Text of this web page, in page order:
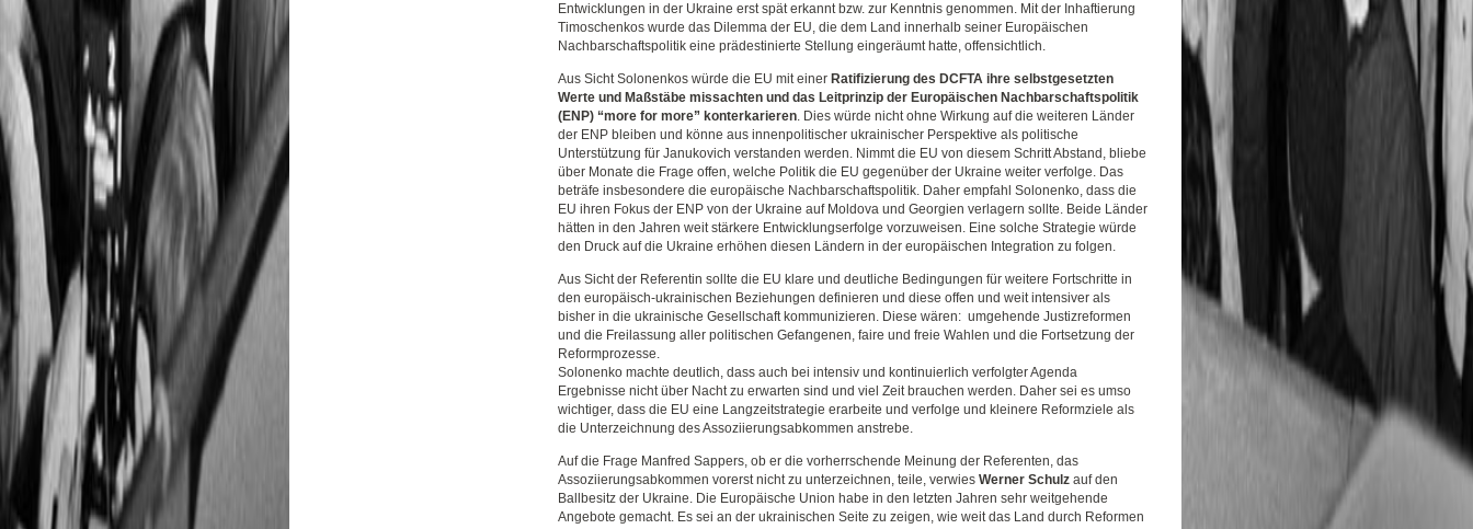
Entwicklungen in der Ukraine erst spät erkannt bzw. zur Kenntnis genommen. Mit der Inhaftierung
Timoschenkos wurde das Dilemma der EU, die dem Land innerhalb seiner Europäischen
Nachbarschaftspolitik eine prädestinierte Stellung eingeräumt hatte, offensichtlich.
Aus Sicht Solonenkos würde die EU mit einer Ratifizierung des DCFTA ihre selbstgesetzten
Werte und Maßstäbe missachten und das Leitprinzip der Europäischen Nachbarschaftspolitik
(ENP) “more for more” konterkarieren. Dies würde nicht ohne Wirkung auf die weiteren Länder
der ENP bleiben und könne aus innenpolitischer ukrainischer Perspektive als politische
Unterstützung für Janukovich verstanden werden. Nimmt die EU von diesem Schritt Abstand, bliebe
über Monate die Frage offen, welche Politik die EU gegenüber der Ukraine weiter verfolge. Das
beträfe insbesondere die europäische Nachbarschaftspolitik. Daher empfahl Solonenko, dass die
EU ihren Fokus der ENP von der Ukraine auf Moldova und Georgien verlagern sollte. Beide Länder
hätten in den Jahren weit stärkere Entwicklungserfolge vorzuweisen. Eine solche Strategie würde
den Druck auf die Ukraine erhöhen diesen Ländern in der europäischen Integration zu folgen.
Aus Sicht der Referentin sollte die EU klare und deutliche Bedingungen für weitere Fortschritte in
den europäisch-ukrainischen Beziehungen definieren und diese offen und weit intensiver als
bisher in die ukrainische Gesellschaft kommunizieren. Diese wären: umgehende Justizreformen
und die Freilassung aller politischen Gefangenen, faire und freie Wahlen und die Fortsetzung der
Reformprozesse.
Solonenko machte deutlich, dass auch bei intensiv und kontinuierlich verfolgter Agenda
Ergebnisse nicht über Nacht zu erwarten sind und viel Zeit brauchen werden. Daher sei es umso
wichtiger, dass die EU eine Langzeitstrategie erarbeite und verfolge und kleinere Reformziele als
die Unterzeichnung des Assoziierungsabkommen anstrebe.
Auf die Frage Manfred Sappers, ob er die vorherrschende Meinung der Referenten, das
Assoziierungsabkommen vorerst nicht zu unterzeichnen, teile, verwies Werner Schulz auf den
Ballbesitz der Ukraine. Die Europäische Union habe in den letzten Jahren sehr weitgehende
Angebote gemacht. Es sei an der ukrainischen Seite zu zeigen, wie weit das Land durch Reformen